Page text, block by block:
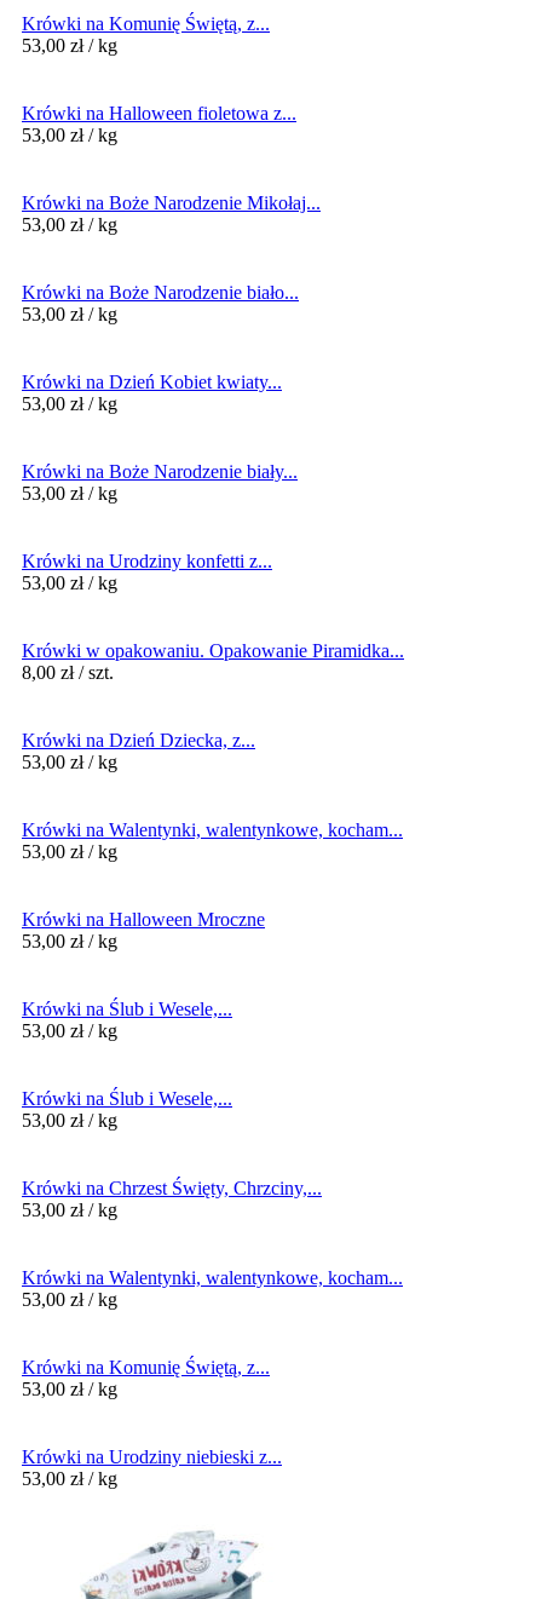
Krówki na Komunię Świętą, z...
53,00 zł / kg
Krówki na Halloween fioletowa z...
53,00 zł / kg
Krówki na Boże Narodzenie Mikołaj...
53,00 zł / kg
Krówki na Boże Narodzenie biało...
53,00 zł / kg
Krówki na Dzień Kobiet kwiaty...
53,00 zł / kg
Krówki na Boże Narodzenie biały...
53,00 zł / kg
Krówki na Urodziny konfetti z...
53,00 zł / kg
Krówki w opakowaniu. Opakowanie Piramidka...
8,00 zł / szt.
Krówki na Dzień Dziecka, z...
53,00 zł / kg
Krówki na Walentynki, walentynkowe, kocham...
53,00 zł / kg
Krówki na Halloween Mroczne
53,00 zł / kg
Krówki na Ślub i Wesele,...
53,00 zł / kg
Krówki na Ślub i Wesele,...
53,00 zł / kg
Krówki na Chrzest Święty, Chrzciny,...
53,00 zł / kg
Krówki na Walentynki, walentynkowe, kocham...
53,00 zł / kg
Krówki na Komunię Świętą, z...
53,00 zł / kg
Krówki na Urodziny niebieski z...
53,00 zł / kg